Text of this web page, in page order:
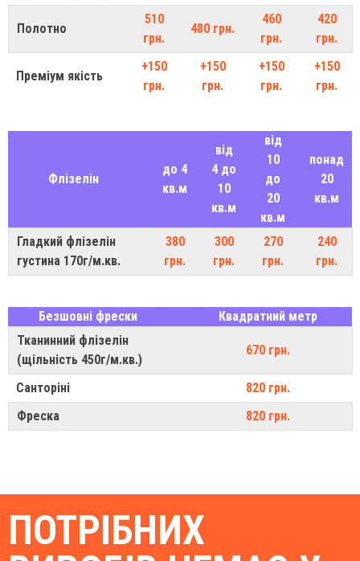
Полотно
510
грн.
480 грн.
460
грн.
420
грн.
Преміум якість
+150
грн.
+150
грн.
+150
грн.
+150
грн.
Флізелін
до 4
кв.м
від
4 до
10
кв.м
від
10
до
20
кв.м
понад
20
кв.м
Гладкий флізелін
густина 170г/м.кв.
380
грн.
300
грн.
270
грн.
240
грн.
Безшовні фрески
Квадратний метр
Тканинний флізелін
(щільність 450г/м.кв.)
670 грн.
Санторіні
820 грн.
Фреска
820 грн.
ПОТРІБНИХ